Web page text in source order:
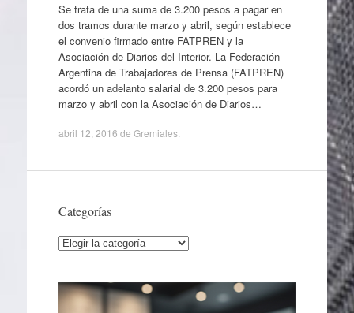
Se trata de una suma de 3.200 pesos a pagar en
dos tramos durante marzo y abril, según establece
el convenio firmado entre FATPREN y la
Asociación de Diarios del Interior. La Federación
Argentina de Trabajadores de Prensa (FATPREN)
acordó un adelanto salarial de 3.200 pesos para
marzo y abril con la Asociación de Diarios…
abril 12, 2016 de Gremiales.
Categorías
Categorías